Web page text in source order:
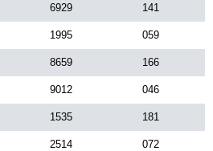
6929 141
1995 059
8659 166
9012 046
1535 181
2514 072